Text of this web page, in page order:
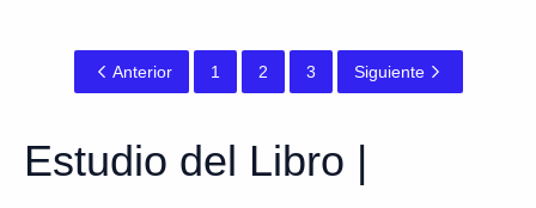
Anterior 1 2 3 Siguiente
Estudio del Libro |